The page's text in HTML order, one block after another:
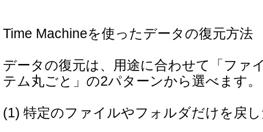
Time Machineを使ったデータの復元方法
データの復元は、用途に合わせて「ファ
テム丸ごと」の2パターンから選べます。
(1) 特定のファイルやフォルダだけを戻